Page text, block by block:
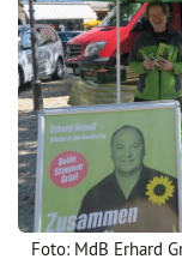
Foto: MdB Erhard